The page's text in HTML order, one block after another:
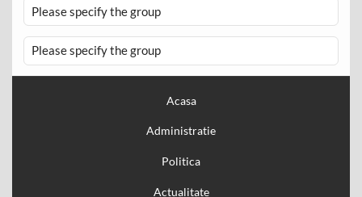
Please specify the group
Please specify the group
Acasa
Administratie
Politica
Actualitate